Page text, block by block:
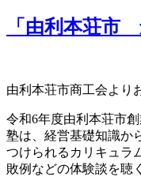
「由利本荘市
由利本荘市商工会より
令和6年度由利本荘市
塾は、経営基礎知識か
つけられるカリキュラ
敗例などの体験談を聴